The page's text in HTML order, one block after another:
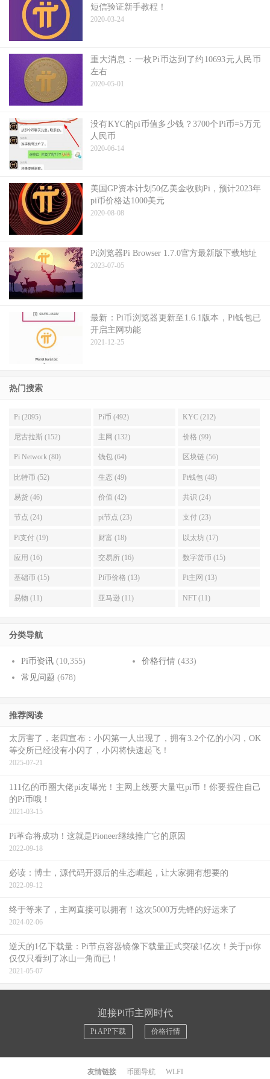
短信验证新手教程！
2020-03-24
重大消息：一枚Pi币达到了约10693元人民币
左右
2020-05-01
没有KYC的pi币值多少钱？3700个Pi币=5万元
人民币
2020-06-14
美国GP资本计划50亿美金收购Pi，预计2023年
pi币价格达1000美元
2020-08-08
Pi浏览器Pi Browser 1.7.0官方最新版下载地址
2023-07-05
最新：Pi币浏览器更新至1.6.1版本，Pi钱包已
开启主网功能
2021-12-25
热门搜索
Pi (2095) Pi币 (492) KYC (212)
尼古拉斯 (152) 主网 (132) 价格 (99)
Pi Network (80) 钱包 (64) 区块链 (56)
比特币 (52) 生态 (49) Pi钱包 (48)
易货 (46) 价值 (42) 共识 (24)
节点 (24) pi节点 (23) 支付 (23)
Pi支付 (19) 财富 (18) 以太坊 (17)
应用 (16) 交易所 (16) 数字货币 (15)
基础币 (15) Pi币价格 (13) Pi主网 (13)
易物 (11) 亚马逊 (11) NFT (11)
分类导航
Pi币资讯 (10,355) 价格行情(433)
常见问题 (678)
推荐阅读
太厉害了，老四宣布：小闪第一人出现了，拥有3.2个亿的小闪，OK
等交所已经没有小闪了，小闪将快速起飞！
2025-07-21
111亿的币圈大佬pi友曝光！主网上线要大量屯pi币！你要握住自己
的Pi币哦！
2021-03-15
Pi革命将成功！这就是Pioneer继续推广它的原因
2022-09-18
必读：博士，源代码开源后的生态崛起，让大家拥有想要的
2022-09-12
终于等来了，主网直接可以拥有！这次5000万先锋的好运来了
2024-02-06
逆天的1亿下载量：Pi节点容器镜像下载量正式突破1亿次！关于pi你
仅仅只看到了冰山一角而已！
2021-05-07
迎接Pi币主网时代
Pi APP下载 价格行情
友情链接 币圈导航 WLFI